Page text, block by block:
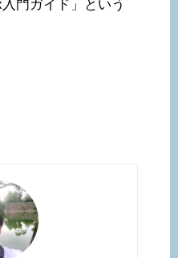
門ガイド」という